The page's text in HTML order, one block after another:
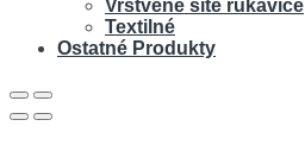
Vrstvené šité rukavice
Textilné
Ostatné Produkty